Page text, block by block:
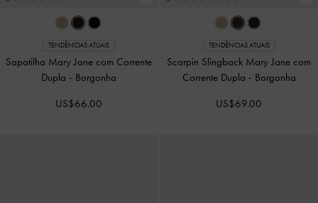
TENDÊNCIAS ATUAIS
Sapatilha Mary Jane com Corrente
Dupla - Borgonha
US$66.00
TENDÊNCIAS ATUAIS
Scarpin Slingback Mary Jane com
Corrente Dupla - Borgonha
US$69.00